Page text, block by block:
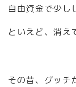
自由資金で少し
といえど、消え
その昔、グッチ